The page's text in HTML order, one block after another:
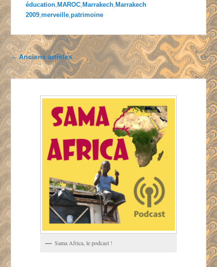
éducation ,MAROC ,Marrakech ,Marrakech
2009 ,merveille ,patrimoine
Parcourir les articles
←Anciens articles
Sama Africa, le podcast !